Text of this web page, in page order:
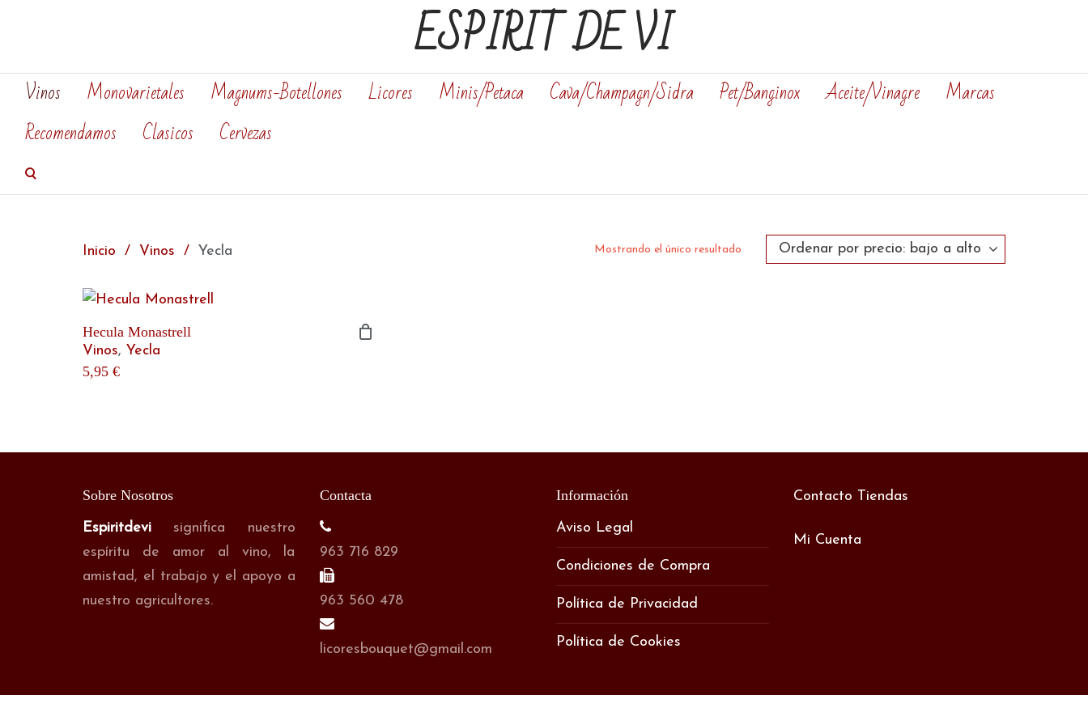
ESPIRIT DE VI
Vinos Monovarietales Magnums-Botellones Licores Minis/Petaca Cava/Champagn/Sidra Pet/Banginox Aceite/Vinagre
Marcas
Recomendamos
Clasicos Cervezas
Inicio Vinos Yecla Mostrando el único resultado
Hecula Monastrell
Vinos, Yecla
5,95 €
Sobre Nosotros
Espiritdevi significa nuestro
espíritu de amor al vino, la
amistad, el trabajo y el apoyo a
nuestro agricultores.
Contacta
963 716 829
963 560 478
licoresbouquet@gmail.com
Información
Aviso Legal
Condiciones de Compra
Política de Privacidad
Política de Cookies
Contacto Tiendas
Mi Cuenta